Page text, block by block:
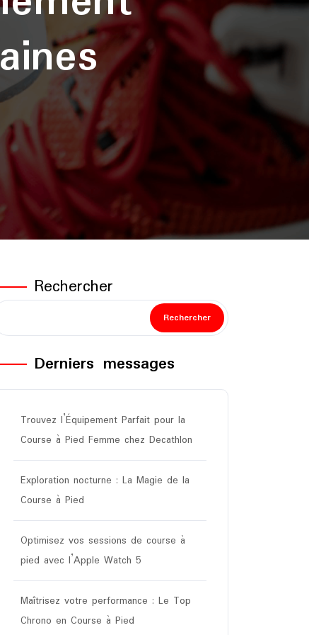
Rechercher
Rechercher
Derniers messages
Trouvez l’Équipement Parfait pour la
Course à Pied Femme chez Decathlon
Exploration nocturne : La Magie de la
Course à Pied
Optimisez vos sessions de course à
pied avec l’Apple Watch 5
Maîtrisez votre performance : Le Top
Chrono en Course à Pied